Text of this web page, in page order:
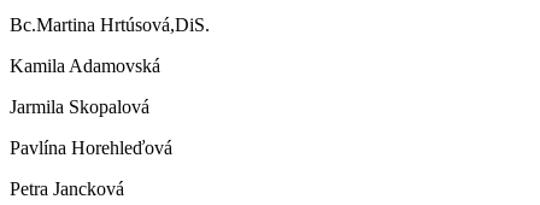
Bc.Martina Hrtúsová,DiS.
Kamila Adamovská
Jarmila Skopalová
Pavlína Horehleďová
Petra Jancková